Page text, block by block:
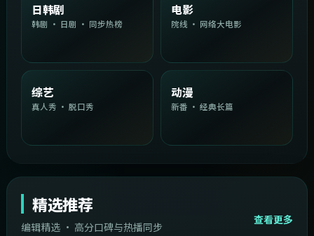
日韩剧
韩剧 · 日剧 · 同步热榜
电影
院线 · 网络大电影
综艺
真人秀 · 脱口秀
动漫
新番 · 经典长篇
精选推荐
编辑精选 · 高分口碑与热播同步
查看更多
中国台湾 1:54:36 2:08:51